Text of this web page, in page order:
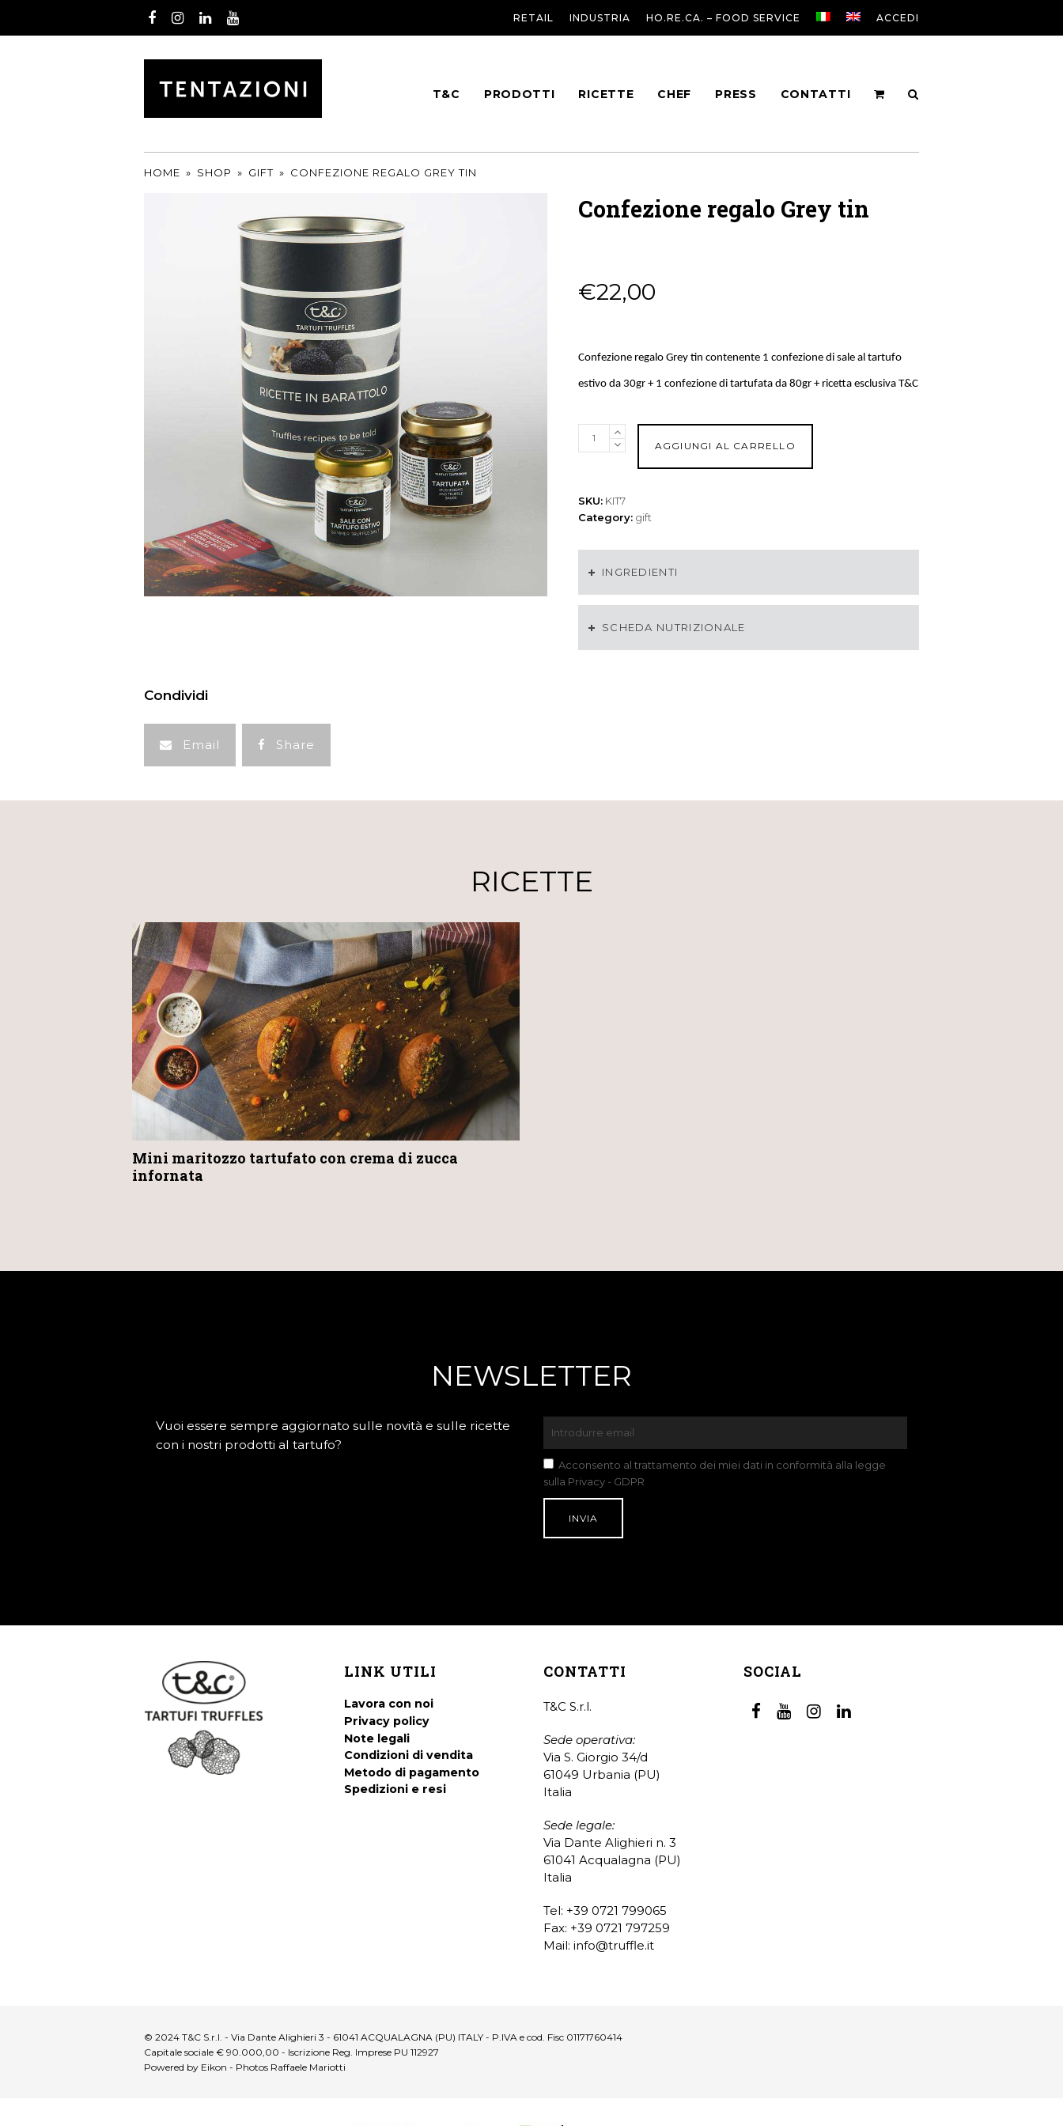
Facebook
Instagram
LinkedInYoutube RETAIL INDUSTRIA HO.RE.CA. – FOOD SERVICE ACCEDI
T&C PRODOTTI RICETTE CHEF PRESS CONTATTI
HOME » SHOP » GIFT » CONFEZIONE REGALO GREY TIN
Confezione regalo Grey tin
€22,00
Confezione regalo Grey tin contenente 1 confezione di sale al tartufo
estivo da 30gr+ 1 confezione di tartufata da 80gr + ricetta esclusiva T&C
Confezione
quantità
AGGIUNGI AL CARRELLO
SKU: KIT7
Category: gift
INGREDIENTI
SCHEDA NUTRIZIONALE
Condividi
Email Share
RICETTE
Mini maritozzo tartufato con crema di zucca
infornata
NEWSLETTER
Vuoi essere sempre aggiornato sulle novità e sulle ricette
con i nostri prodotti al tartufo?
Acconsento al trattamento dei miei dati in conformità alla legge
sulla Privacy - GDPR
LINK UTILI
Lavora con noi
Privacy policy
Note legali
Condizioni di vendita
Metodo di pagamento
Spedizioni e resi
CONTATTI
T&C S.r.l.
Sede operativa:
Via S. Giorgio 34/d
61049 Urbania (PU)
Italia
Sede legale:
Via Dante Alighieri n. 3
61041 Acqualagna (PU)
Italia
Tel: +39 0721 799065
Fax: +39 0721 797259
Mail: info@truffle.it
SOCIAL
© 2024 T&C S.r.l. - Via Dante Alighieri 3 - 61041 ACQUALAGNA (PU) ITALY - P.IVA e cod. Fisc 01171760414
Capitale sociale € 90.000,00 - Iscrizione Reg. Imprese PU 112927
Powered by Eikon - Photos Raffaele Mariotti